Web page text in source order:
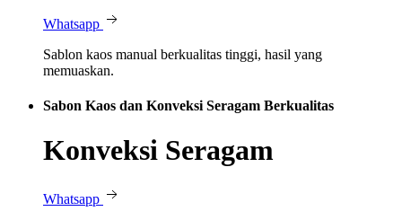
Whatsapp
Sablon kaos manual berkualitas tinggi, hasil yang
memuaskan.
Sabon Kaos dan Konveksi Seragam Berkualitas
Konveksi Seragam
Whatsapp